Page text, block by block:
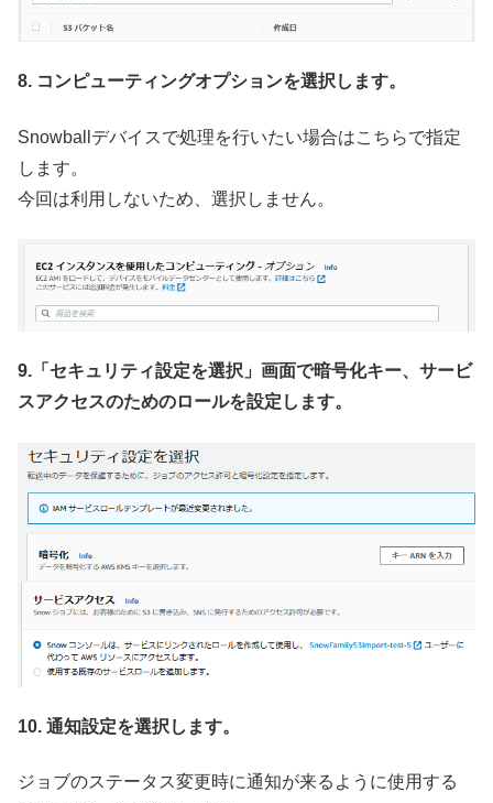
8. コンピューティングオプションを選択します。
Snowballデバイスで処理を行いたい場合はこちらで指定
します。
今回は利用しないため、選択しません。
9.「セキュリティ設定を選択」画面で暗号化キー、サービ
スアクセスのためのロールを設定します。
10. 通知設定を選択します。
ジョブのステータス変更時に通知が来るように使用する